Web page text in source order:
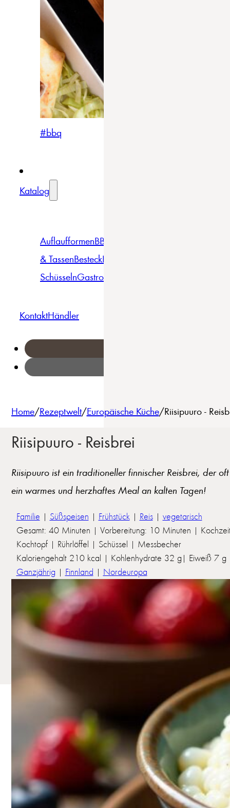
#bbq
Katalog
AuflaufformenBBQ
& TassenBesteckBowls &
SchüsselnGastro
KontaktHändler
Home/Rezeptwelt/Europäische Küche/Riisipuuro -
Riisipuuro - Reisbrei
Riisipuuro ist ein traditioneller finnischer Reisbrei, der
ein warmes und herzhaftes Meal an kalten Tagen!
Familie | Süßspeisen | Frühstück| Reis| vegetarisch
Gesamt: 40 Minuten | Vorbereitung: 10 Minuten |
Kochtopf | Rührlöffel | Schüssel | Messbecher
Kaloriengehalt 210 kcal | Kohlenhydrate 32 g| Eiweiß 7
Ganzjährig | Finnland | Nordeuropa